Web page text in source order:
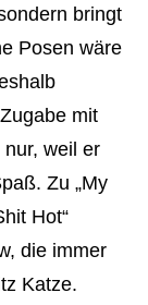
bringt
Posen wäre
mit
weil er
Zu „My
Hot“
die immer
Katze.